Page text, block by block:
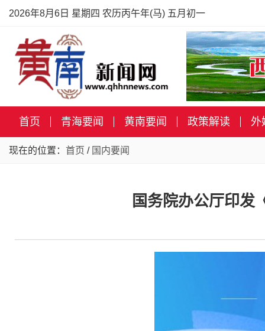
2026年8月6日 星期四 农历丙午年(马) 五月初一
首页 青海要闻 黄南要闻 政策解读 外
现在的位置： 首页 / 国内要闻
国务院办公厅印发